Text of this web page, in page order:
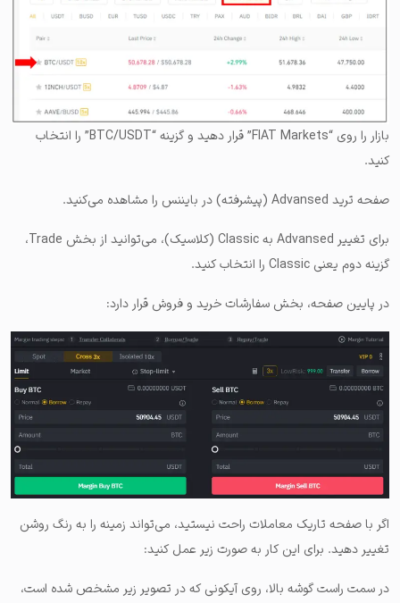
بازار را روی “FIAT Markets” قرار دهید و گزینه “BTC/USDT” را انتخاب
کنید.
صفحه ترید Advansed (پیشرفته) در بایننس را مشاهده می‌کنید.
برای تغییر Advansed به Classic (کلاسیک)، می‌توانید از بخش Trade،
گزینه دوم یعنی Classic را انتخاب کنید.
در پایین صفحه، بخش سفارشات خرید و فروش قرار دارد:
اگر با صفحه تاریک معاملات راحت نیستید، می‌تواند زمینه را به رنگ روشن
تغییر دهید. برای این کار به صورت زیر عمل کنید:
در سمت راست گوشه بالا، روی آیکونی که در تصویر زیر مشخص شده است،